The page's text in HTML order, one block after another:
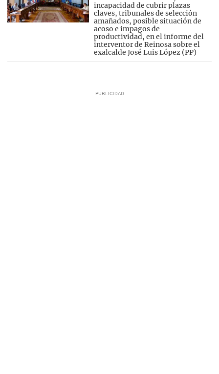
incapacidad de cubrir plazas
claves, tribunales de selección
amañados, posible situación de
acoso e impagos de
productividad, en el informe del
interventor de Reinosa sobre el
exalcalde José Luis López (PP)